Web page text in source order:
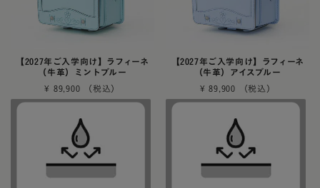
【2027年ご入学向け】ラフィーネ
（牛革）ミントブルー
¥ 89,900
【2027年ご入学向け】ラフィーネ
（牛革）アイスブルー
¥ 89,900